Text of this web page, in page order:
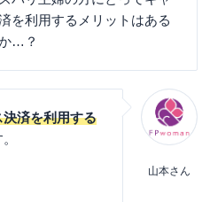
を利用するメリットはある
…？
済を利用する
山本さん